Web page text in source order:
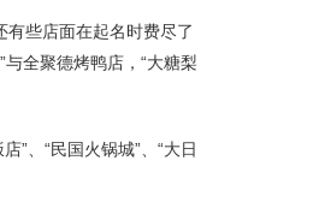
些店面在起名时费尽了
全聚德烤鸭店，“大糖梨
”、“民国火锅城”、“大日